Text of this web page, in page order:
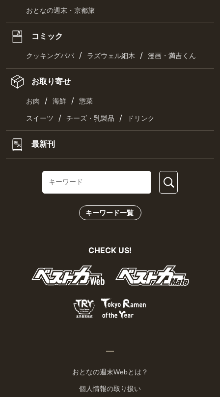
おとなの週末・京都旅
コミック
クッキングパパ / ラズウェル細木 / 漫画・満吉くん
お取り寄せ
お肉 / 海鮮 / 惣菜
スイーツ / チーズ・乳製品 / ドリンク
最新刊
キーワード一覧
CHECK US!
おとなの週末Webとは？
個人情報の取り扱い